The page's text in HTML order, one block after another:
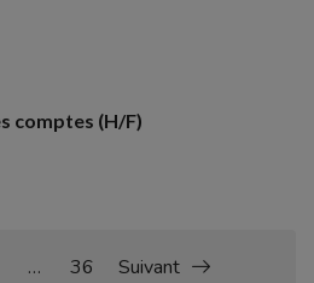
comptes (H/F)
… 36 Suivant